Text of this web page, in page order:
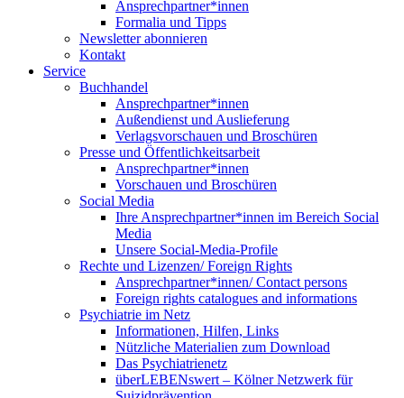
Ansprechpartner*innen
Formalia und Tipps
Newsletter abonnieren
Kontakt
Service
Buchhandel
Ansprechpartner*innen
Außendienst und Auslieferung
Verlagsvorschauen und Broschüren
Presse und Öffentlichkeitsarbeit
Ansprechpartner*innen
Vorschauen und Broschüren
Social Media
Ihre Ansprechpartner*innen im Bereich Social
Media
Unsere Social-Media-Profile
Rechte und Lizenzen/ Foreign Rights
Ansprechpartner*innen/ Contact persons
Foreign rights catalogues and informations
Psychiatrie im Netz
Informationen, Hilfen, Links
Nützliche Materialien zum Download
Das Psychiatrienetz
überLEBENswert – Kölner Netzwerk für